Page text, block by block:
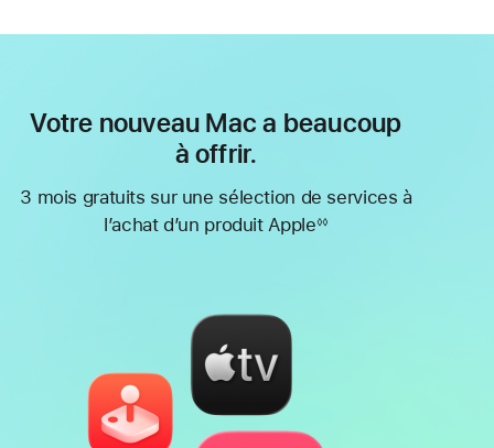
Votre nouveau Mac a beaucoup
à offrir.
3 mois gratuits sur une sélection de services à
l’achat d’un produit Apple◊◊